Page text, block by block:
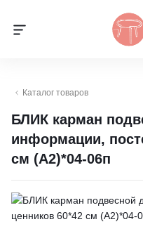
Каталог товаров
БЛИК карман
информации,
см (А2)*04-06п